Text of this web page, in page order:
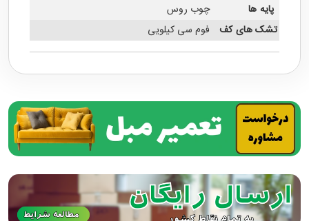
پایه ها
چوب روس
تشک های کف
فوم سی کیلویی